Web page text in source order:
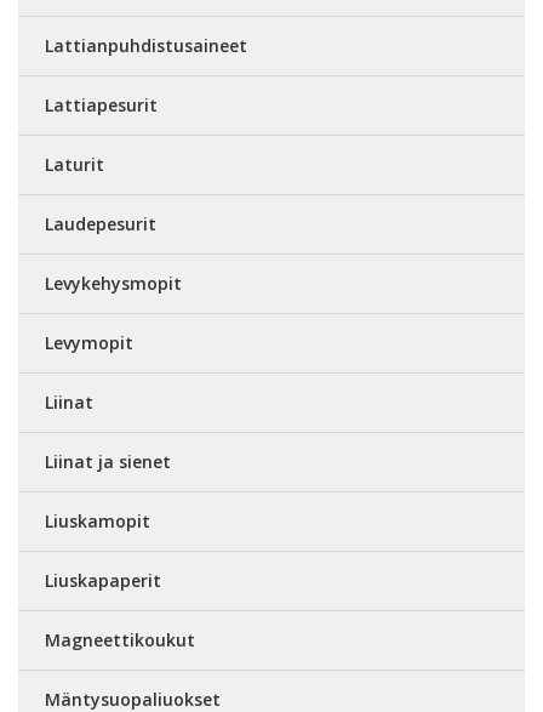
Lattianpuhdistusaineet
Lattiapesurit
Laturit
Laudepesurit
Levykehysmopit
Levymopit
Liinat
Liinat ja sienet
Liuskamopit
Liuskapaperit
Magneettikoukut
Mäntysuopaliuokset